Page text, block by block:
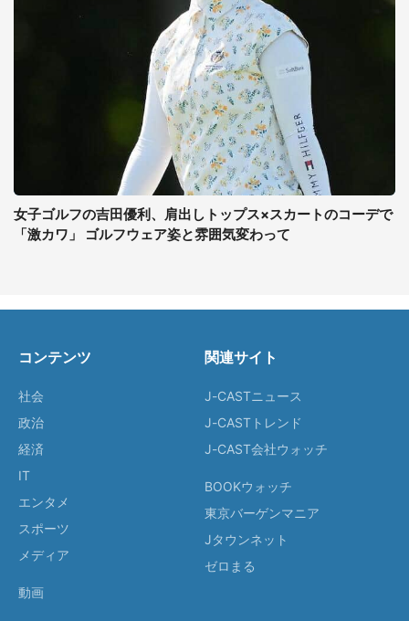
女子ゴルフの吉田優利、肩出しトップス×スカートのコーデで
「激カワ」 ゴルフウェア姿と雰囲気変わって
コンテンツ
社会
政治
経済
IT
エンタメ
スポーツ
メディア
動画
関連サイト
J-CASTニュース
J-CASTトレンド
J-CAST会社ウォッチ
BOOKウォッチ
東京バーゲンマニア
Jタウンネット
ゼロまる